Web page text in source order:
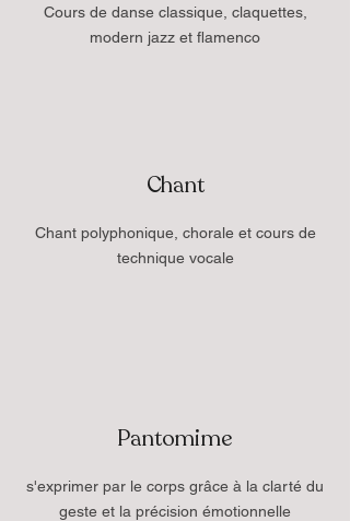
Cours de danse classique, claquettes,
modern jazz et flamenco
Chant
Chant polyphonique, chorale et cours de
technique vocale
Pantomime
s'exprimer par le corps grâce à la clarté du
geste et la précision émotionnelle